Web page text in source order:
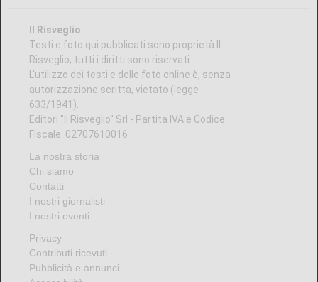
Il Risveglio
Testi e foto qui pubblicati sono proprietà Il
Risveglio; tutti i diritti sono riservati.
L'utilizzo dei testi e delle foto online è, senza
autorizzazione scritta, vietato (legge
633/1941).
Editori "Il Risveglio" Srl - Partita IVA e Codice
Fiscale: 02707610016
La nostra storia
Chi siamo
Contatti
I nostri giornalisti
I nostri eventi
Privacy
Contributi ricevuti
Pubblicità e annunci